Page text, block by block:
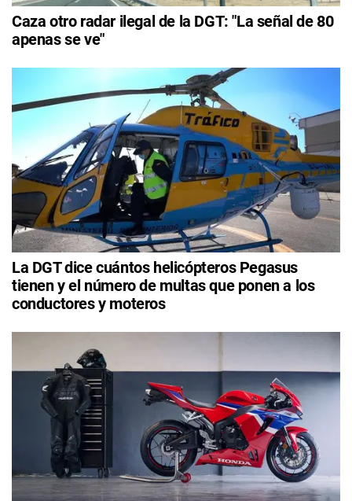
Caza otro radar ilegal de la DGT: "La señal de 80
apenas se ve"
La DGT dice cuántos helicópteros Pegasus
tienen y el número de multas que ponen a los
conductores y moteros